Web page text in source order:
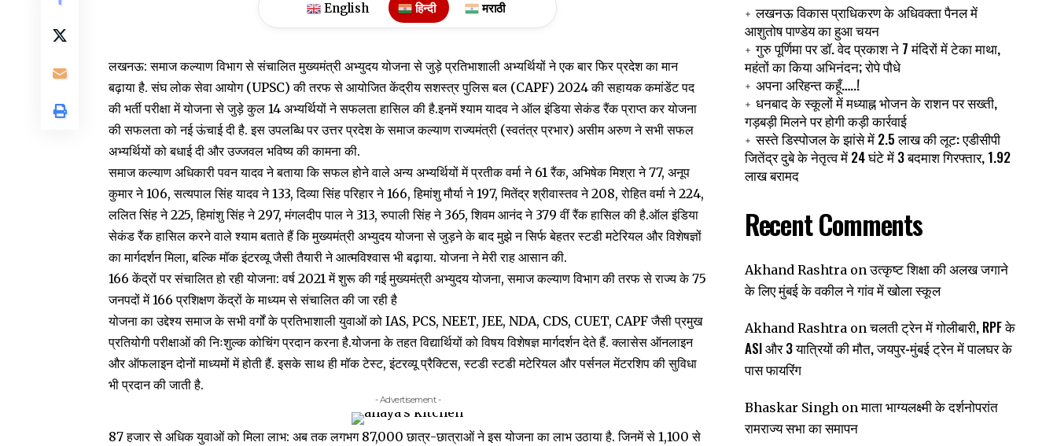
English हिन्दी मराठी
लखनऊ: समाज कल्याण विभाग से संचालित मुख्यमंत्री अभ्युदय योजना से जुड़े प्रतिभाशाली अभ्यर्थियों ने एक बार फिर प्रदेश का मान
बढ़ाया है. संघ लोक सेवा आयोग (UPSC) की तरफ से आयोजित केंद्रीय सशस्त्र पुलिस बल (CAPF) 2024 की सहायक कमांडेंट पद
की भर्ती परीक्षा में योजना से जुड़े कुल 14 अभ्यर्थियों ने सफलता हासिल की है.इनमें श्याम यादव ने ऑल इंडिया सेकंड रैंक प्राप्त कर योजना
की सफलता को नई ऊंचाई दी है. इस उपलब्धि पर उत्तर प्रदेश के समाज कल्याण राज्यमंत्री (स्वतंत्र प्रभार) असीम अरुण ने सभी सफल
अभ्यर्थियों को बधाई दी और उज्जवल भविष्य की कामना की.
समाज कल्याण अधिकारी पवन यादव ने बताया कि सफल होने वाले अन्य अभ्यर्थियों में प्रतीक वर्मा ने 61 रैंक, अभिषेक मिश्रा ने 77, अनूप
कुमार ने 106, सत्यपाल सिंह यादव ने 133, दिव्या सिंह परिहार ने 166, हिमांशु मौर्या ने 197, मितेंद्र श्रीवास्तव ने 208, रोहित वर्मा ने 224,
ललित सिंह ने 225, हिमांशु सिंह ने 297, मंगलदीप पाल ने 313, रुपाली सिंह ने 365, शिवम आनंद ने 379 वीं रैंक हासिल की है.ऑल इंडिया
सेकंड रैंक हासिल करने वाले श्याम बताते हैं कि मुख्यमंत्री अभ्युदय योजना से जुड़ने के बाद मुझे न सिर्फ बेहतर स्टडी मटेरियल और विशेषज्ञों
का मार्गदर्शन मिला, बल्कि मॉक इंटरव्यू जैसी तैयारी ने आत्मविश्वास भी बढ़ाया. योजना ने मेरी राह आसान की.
166 केंद्रों पर संचालित हो रही योजना: वर्ष 2021 में शुरू की गई मुख्यमंत्री अभ्युदय योजना, समाज कल्याण विभाग की तरफ से राज्य के 75
जनपदों में 166 प्रशिक्षण केंद्रों के माध्यम से संचालित की जा रही है
योजना का उद्देश्य समाज के सभी वर्गों के प्रतिभाशाली युवाओं को IAS, PCS, NEET, JEE, NDA, CDS, CUET, CAPF जैसी प्रमुख
प्रतियोगी परीक्षाओं की निःशुल्क कोचिंग प्रदान करना है.योजना के तहत विद्यार्थियों को विषय विशेषज्ञ मार्गदर्शन देते हैं. क्लासेस ऑनलाइन
और ऑफलाइन दोनों माध्यमों में होती हैं. इसके साथ ही मॉक टेस्ट, इंटरव्यू प्रैक्टिस, स्टडी स्टडी मटेरियल और पर्सनल मेंटरशिप की सुविधा
भी प्रदान की जाती है.
- Advertisement -
87 हजार से अधिक युवाओं को मिला लाभ: अब तक लगभग 87,000 छात्र-छात्राओं ने इस योजना का लाभ उठाया है. जिनमें से 1,100 से
लखनऊ विकास प्राधिकरण के अधिवक्ता पैनल में
आशुतोष पाण्डेय का हुआ चयन
गुरु पूर्णिमा पर डॉ. वेद प्रकाश ने 7 मंदिरों में टेका माथा,
महंतों का किया अभिनंदन; रोपे पौधे
अपना अरिहन्त कहूँ…..!
धनबाद के स्कूलों में मध्याह्न भोजन के राशन पर सख्ती,
गड़बड़ी मिलने पर होगी कड़ी कार्रवाई
सस्ते डिस्पोजल के झांसे में 2.5 लाख की लूट: एडीसीपी
जितेंद्र दुबे के नेतृत्व में 24 घंटे में 3 बदमाश गिरफ्तार, 1.92
लाख बरामद
Recent Comments
Akhand Rashtraonउत्कृष्ट शिक्षा की अलख जगाने
के लिए मुंबई के वकील ने गांव में खोला स्कूल
Akhand Rashtraonचलती ट्रेन में गोलीबारी, RPF के
ASI और 3 यात्रियों की मौत, जयपुर-मुंबई ट्रेन में पालघर के
पास फायरिंग
Bhaskar Singhonमाता भाग्यलक्ष्मी के दर्शनोपरांत
रामराज्य सभा का समापन